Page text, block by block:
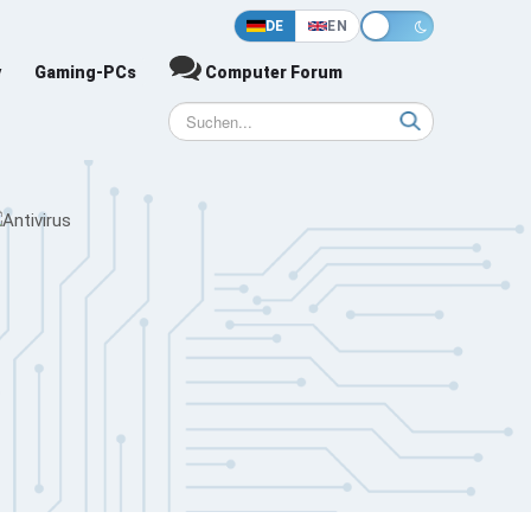
DE EN
Gaming-PCs Computer Forum